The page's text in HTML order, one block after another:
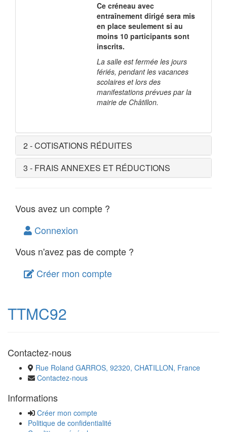
Ce créneau avec
entraînement dirigé sera mis
en place seulement si au
moins 10 participants sont
inscrits.
La salle est fermée les jours
fériés, pendant les vacances
scolaires et lors des
manifestations prévues par la
mairie de Châtillon.
2 - COTISATIONS RÉDUITES
3 - FRAIS ANNEXES ET RÉDUCTIONS
Vous avez un compte ?
Connexion
Vous n'avez pas de compte ?
Créer mon compte
TTMC92
Contactez-nous
Rue Roland GARROS, 92320, CHATILLON, France
Contactez-nous
Informations
Créer mon compte
Politique de confidentialité